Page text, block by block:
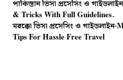
পাকিস্তান ভিসা প্রসেসিং ও
& Tricks With Full Guidelines.
মরক্কো ভিসা প্রসেসিং ও
Tips For Hassle Free Travel